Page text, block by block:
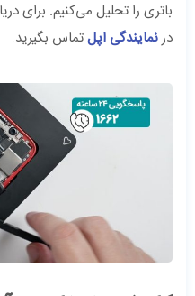
باتری را تحلیل می‌کنیم. برای
درنمایندگی اپلتماس بگیرید.